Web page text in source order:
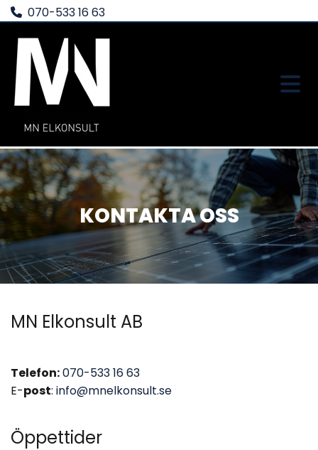
 070-533 16 63
KONTAKTA OSS
MN Elkonsult AB
Telefon:070-533 16 63
E-post: info@mnelkonsult.se
Öppettider